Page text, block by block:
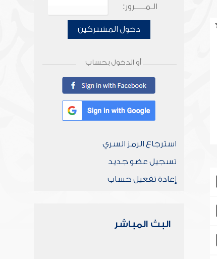
الـمـــــرور:
دخول المشتركين
أو الدخول بحساب
استرجاع الرمز السري
تسجيل عضو جديد
إعادة تفعيل حساب
البث المباشر